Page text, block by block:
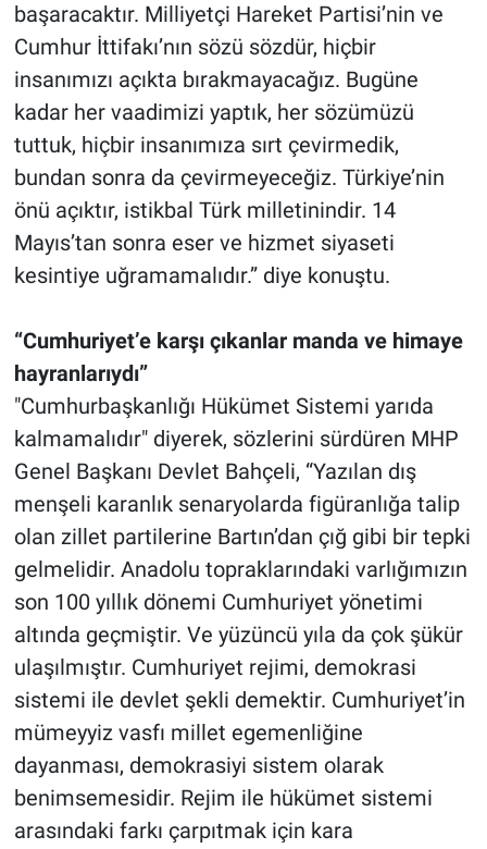
başaracaktır. Milliyetçi Hareket Partisi’nin ve
Cumhur İttifakı’nın sözü sözdür, hiçbir
insanımızı açıkta bırakmayacağız. Bugüne
kadar her vaadimizi yaptık, her sözümüzü
tuttuk, hiçbir insanımıza sırt çevirmedik,
bundan sonra da çevirmeyeceğiz. Türkiye’nin
önü açıktır, istikbal Türk milletinindir. 14
Mayıs’tan sonra eser ve hizmet siyaseti
kesintiye uğramamalıdır.” diye konuştu.
“Cumhuriyet’e karşı çıkanlar manda ve himaye
hayranlarıydı”
"Cumhurbaşkanlığı Hükümet Sistemi yarıda
kalmamalıdır" diyerek, sözlerini sürdüren MHP
Genel Başkanı Devlet Bahçeli, “Yazılan dış
menşeli karanlık senaryolarda figüranlığa talip
olan zillet partilerine Bartın’dan çığ gibi bir tepki
gelmelidir. Anadolu topraklarındaki varlığımızın
son 100 yıllık dönemi Cumhuriyet yönetimi
altında geçmiştir. Ve yüzüncü yıla da çok şükür
ulaşılmıştır. Cumhuriyet rejimi, demokrasi
sistemi ile devlet şekli demektir. Cumhuriyet’in
mümeyyiz vasfı millet egemenliğine
dayanması, demokrasiyi sistem olarak
benimsemesidir. Rejim ile hükümet sistemi
arasındaki farkı çarpıtmak için kara